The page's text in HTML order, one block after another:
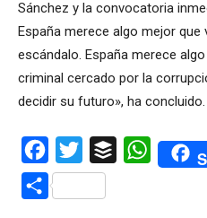
Sánchez y la convocatoria
España merece algo mejor
escándalo. España merece
criminal cercado por la
decidir su futuro», ha concluido.
Facebook
Twitter Buffer
Compartir